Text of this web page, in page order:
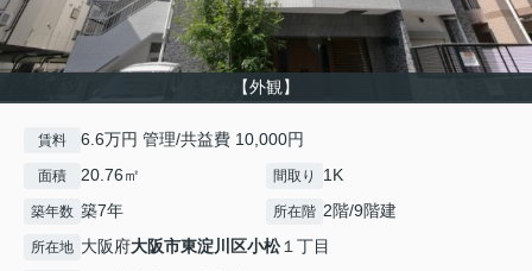
【外観】
賃料 6.6万円 管理/共益費 10,000円
面積 20.76㎡ 間取り 1K
築年数 築7年 所在階 2階/9階建
所在地 大阪府大阪市東淀川区小松１丁目